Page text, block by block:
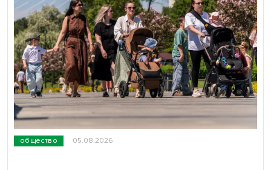
общество 05.08.2026